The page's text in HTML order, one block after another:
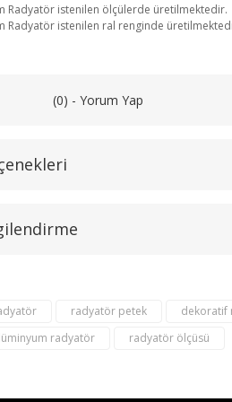
Radyatör istenilen ölçülerde üretilmektedir.
Radyatör istenilen ral renginde
(0) - Yorum Yap
radyatör petek dekoratif
radyatör
radyatör ölçüsü